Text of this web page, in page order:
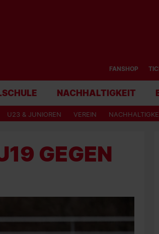
FANSHOP
NACHHALTIGKEIT
U23 & JUNIOREN VEREIN
GEGEN